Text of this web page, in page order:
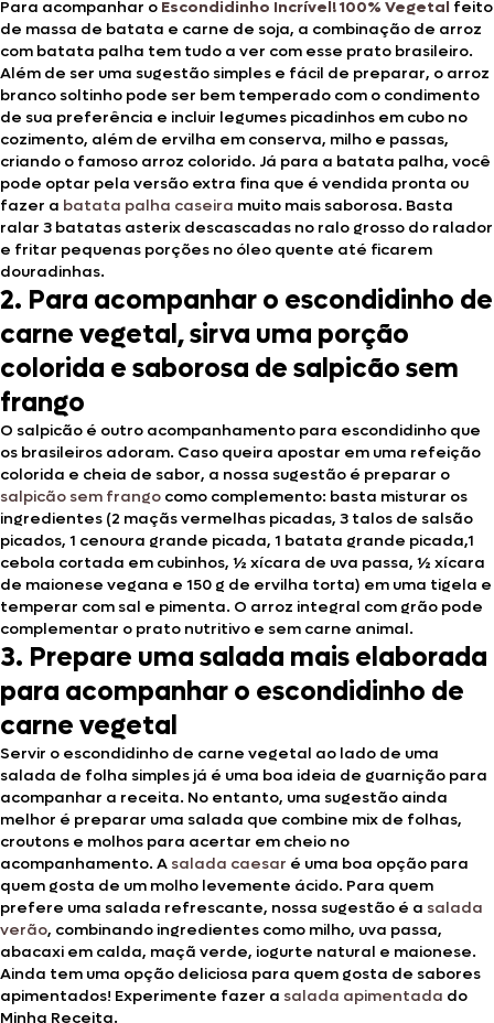
Para acompanhar o Escondidinho Incrível! 100% Vegetal feito
de massa de batata e carne de soja, a combinação de arroz
com batata palha tem tudo a ver com esse prato brasileiro.
Além de ser uma sugestão simples e fácil de preparar, o arroz
branco soltinho pode ser bem temperado com o condimento
de sua preferência e incluir legumes picadinhos em cubo no
cozimento, além de ervilha em conserva, milho e passas,
criando o famoso arroz colorido. Já para a batata palha, você
pode optar pela versão extra fina que é vendida pronta ou
fazer a batata palha caseira muito mais saborosa. Basta
ralar 3 batatas asterix descascadas no ralo grosso do ralador
e fritar pequenas porções no óleo quente até ficarem
douradinhas.
2. Para acompanhar o escondidinho de
carne vegetal, sirva uma porção
colorida e saborosa de salpicão sem
frango
O salpicão é outro acompanhamento para escondidinho que
os brasileiros adoram. Caso queira apostar em uma refeição
colorida e cheia de sabor, a nossa sugestão é preparar o
salpicão sem frango como complemento: basta misturar os
ingredientes (2 maçãs vermelhas picadas, 3 talos de salsão
picados, 1 cenoura grande picada, 1 batata grande picada,1
cebola cortada em cubinhos, ½ xícara de uva passa, ½ xícara
de maionese vegana e 150 g de ervilha torta) em uma tigela e
temperar com sal e pimenta. O arroz integral com grão pode
complementar o prato nutritivo e sem carne animal.
3. Prepare uma salada mais elaborada
para acompanhar o escondidinho de
carne vegetal
Servir o escondidinho de carne vegetal ao lado de uma
salada de folha simples já é uma boa ideia de guarnição para
acompanhar a receita. No entanto, uma sugestão ainda
melhor é preparar uma salada que combine mix de folhas,
croutons e molhos para acertar em cheio no
acompanhamento. A salada caesar é uma boa opção para
quem gosta de um molho levemente ácido. Para quem
prefere uma salada refrescante, nossa sugestão é a salada
verão, combinando ingredientes como milho, uva passa,
abacaxi em calda, maçã verde, iogurte natural e maionese.
Ainda tem uma opção deliciosa para quem gosta de sabores
apimentados! Experimente fazer a salada apimentada do
Minha Receita.